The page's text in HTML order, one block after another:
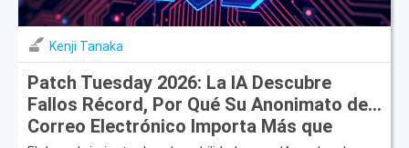
Kenji Tanaka
Patch Tuesday 2026: La IA Descubre
Fallos Récord, Por Qué Su Anonimato de
Correo Electrónico Importa Más que